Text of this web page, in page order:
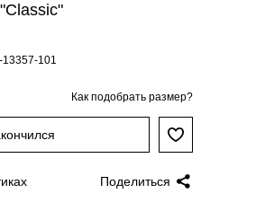
13357-101
Как подобрать размер?
Поделиться